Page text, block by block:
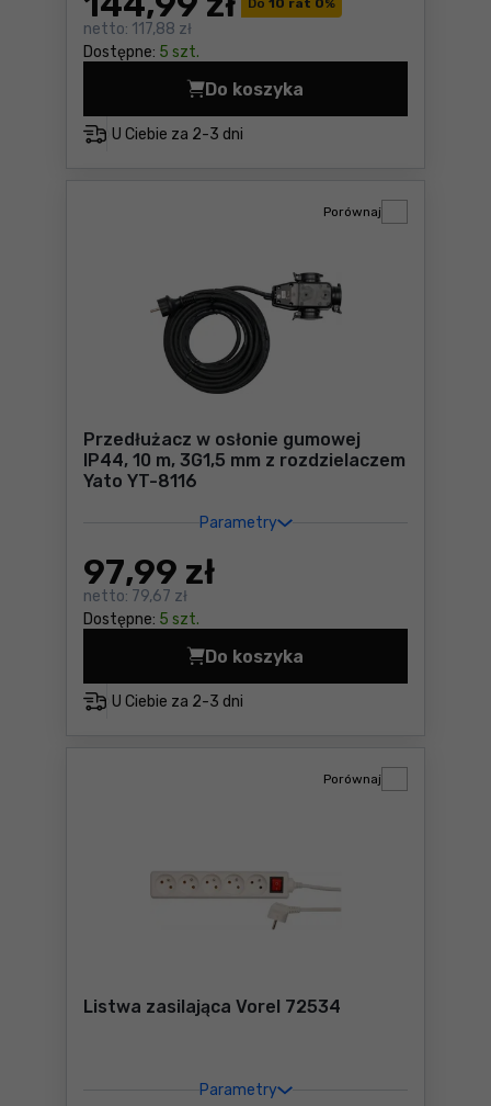
Do 10 rat 0%
netto: 117,88 zł
Dostępne: 5 szt.
U Ciebie za 2-3 dni
Do koszyka
Przedłużacz bębnowy 4
Przedłużacz w osłonie gumowej
IP44, 10 m, 3G1,5 mm z rozdzielaczem
Yato YT-8116
Parametry
97,99 zł
netto: 79,67 zł
Dostępne: 5 szt.
Porównaj
U Ciebie za 2-3 dni
Do koszyka
Przedłużacz w osłonie
Listwa zasilająca Vorel 72534
Parametry
Porównaj